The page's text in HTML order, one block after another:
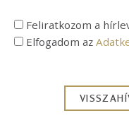
Feliratkozom a
Elfogadom az